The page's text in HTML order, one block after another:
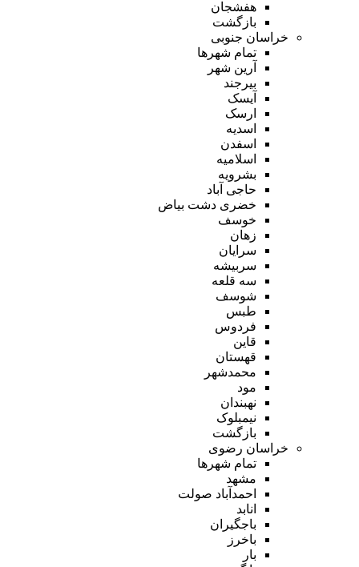
هفشجان
بازگشت
خراسان جنوبی
تمام شهر‌ها
آرین شهر
بیرجند
آیسک
ارسک
اسدیه
اسفدن
اسلامیه
بشرویه
حاجی آباد
خضری دشت بیاض
خوسف
زهان
سرایان
سربیشه
سه قلعه
شوسف
طبس
فردوس
قاین
قهستان
محمدشهر
مود
نهبندان
نیمبلوک
بازگشت
خراسان رضوی
تمام شهر‌ها
مشهد
احمدآباد صولت
انابد
باجگیران
باخرز
بار